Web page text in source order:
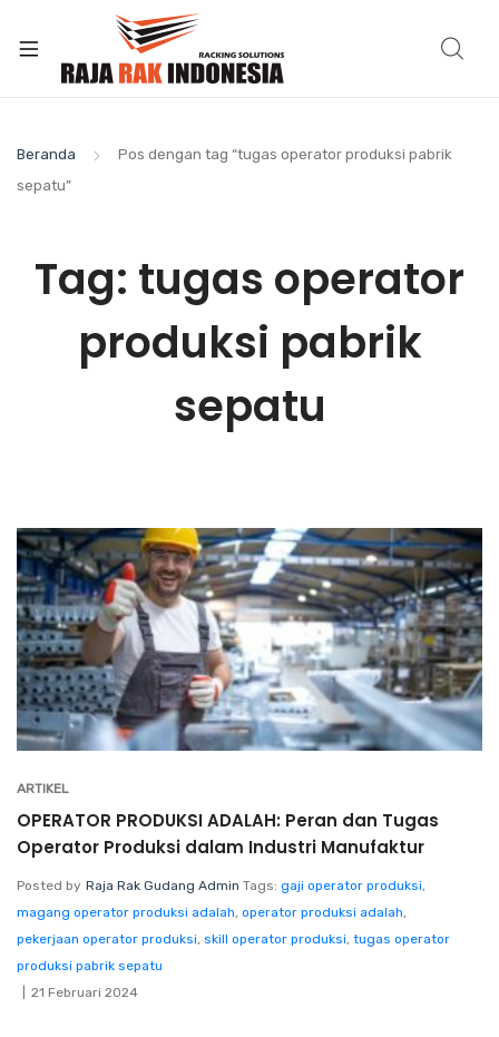
Beranda
Pos dengan tag “tugas operator produksi pabrik
sepatu”
Tag: tugas operator
produksi pabrik
sepatu
ARTIKEL
OPERATOR PRODUKSI ADALAH: Peran dan Tugas
Operator Produksi dalam Industri Manufaktur
Posted by Raja Rak Gudang Admin Tags: gaji operator produksi,
magang operator produksi adalah, operator produksi adalah,
pekerjaan operator produksi, skill operator produksi, tugas operator
produksi pabrik sepatu
21 Februari 2024